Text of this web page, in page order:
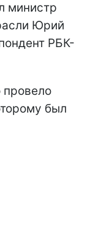
министр
Юрий
РБК-
провело
был